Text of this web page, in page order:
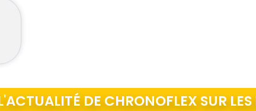
DE CHRONOFLEX SUR